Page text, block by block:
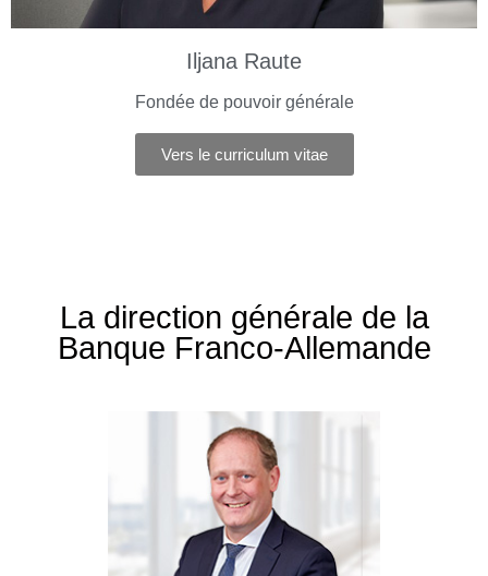
Iljana Raute
Fondée de pouvoir générale
Vers le curriculum vitae
La direction générale de la
Banque Franco-Allemande